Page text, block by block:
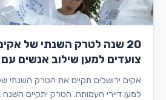
20 שנה לטרק השנתי של
צועדים למען שילוב אנשים